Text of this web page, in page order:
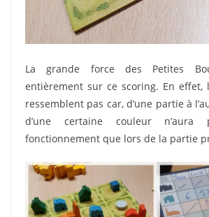
La grande force des Petites
entièrement sur ce scoring. En effet,
ressemblent pas car, d’une partie à
d’une certaine couleur
fonctionnement que lors de la partie